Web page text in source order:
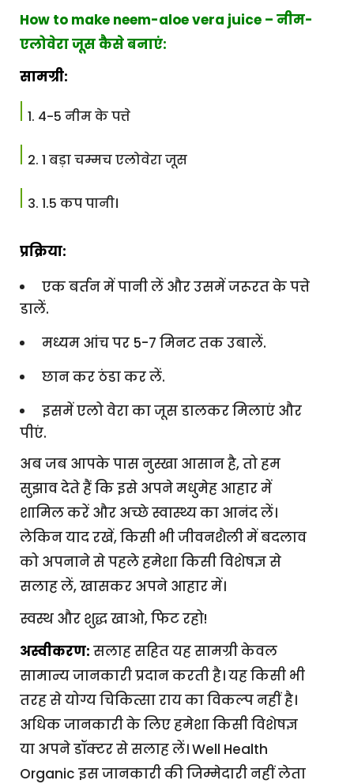
How to make neem-aloe vera juice – नीम-
एलोवेरा जूस कैसे बनाएं:
सामग्री:
4-5 नीम के पत्ते
1 बड़ा चम्मच एलोवेरा जूस
1.5 कप पानी।
प्रक्रिया:
एक बर्तन में पानी लें और उसमें जरूरत के पत्ते
डालें.
मध्यम आंच पर 5-7 मिनट तक उबालें.
छान कर ठंडा कर लें.
इसमें एलो वेरा का जूस डालकर मिलाएं और
पीएं.
अब जब आपके पास नुस्खा आसान है, तो हम
सुझाव देते हैं कि इसे अपने मधुमेह आहार में
शामिल करें और अच्छे स्वास्थ्य का आनंद लें।
लेकिन याद रखें, किसी भी जीवनशैली में बदलाव
को अपनाने से पहले हमेशा किसी विशेषज्ञ से
सलाह लें, खासकर अपने आहार में।
स्वस्थ और शुद्ध खाओ, फिट रहो!
अस्वीकरण: सलाह सहित यह सामग्री केवल
सामान्य जानकारी प्रदान करती है। यह किसी भी
तरह से योग्य चिकित्सा राय का विकल्प नहीं है।
अधिक जानकारी के लिए हमेशा किसी विशेषज्ञ
या अपने डॉक्टर से सलाह लें। Well Health
Organic इस जानकारी की जिम्मेदारी नहीं लेता